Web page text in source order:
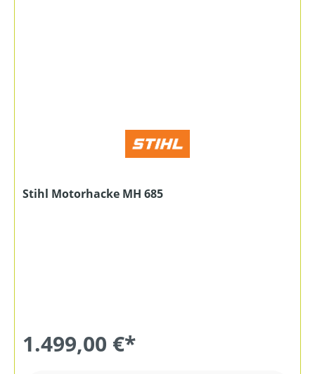
Stihl Motorhacke MH 685
1.499,00 €*